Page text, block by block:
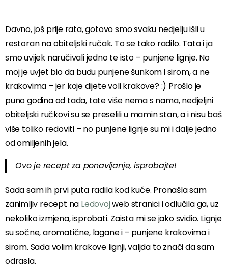
Davno, još prije rata, gotovo smo svaku nedjelju išli u
restoran na obiteljski ručak. To se tako radilo. Tata i ja
smo uvijek naručivali jedno te isto – punjene lignje. No
moj je uvjet bio da budu punjene šunkom i sirom, a ne
krakovima – jer koje dijete voli krakove? :) Prošlo je
puno godina od tada, tate više nema s nama, nedjeljni
obiteljski ručkovi su se preselili u mamin stan, a i nisu baš
više toliko redoviti – no punjene lignje su mi i dalje jedno
od omiljenih jela.
Ovo je recept za ponavljanje, isprobajte!
Sada sam ih prvi puta radila kod kuće. Pronašla sam
zanimljiv recept na Ledovojweb stranici i odlučila ga, uz
nekoliko izmjena, isprobati. Zaista mi se jako svidio. Lignje
su sočne, aromatične, lagane i – punjene krakovima i
sirom. Sada volim krakove lignji, valjda to znači da sam
odrasla.